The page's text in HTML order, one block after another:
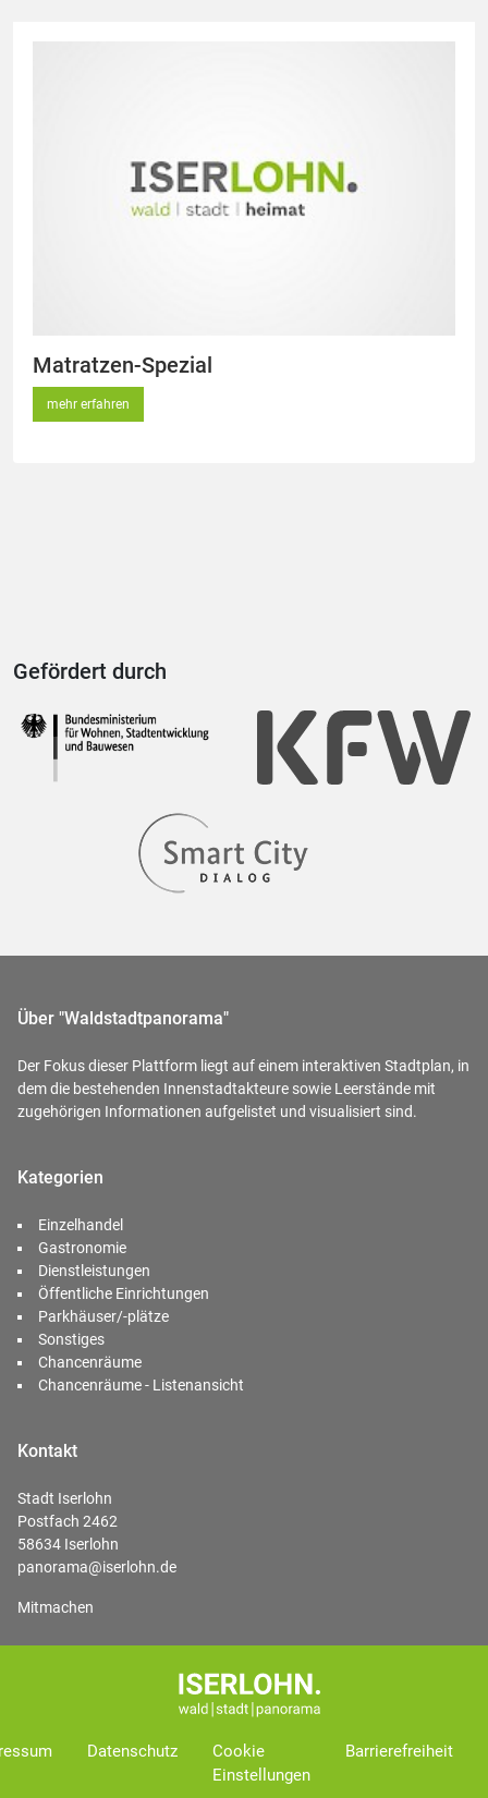
Matratzen-Spezial
mehr erfahren
Gefördert durch
Über "Waldstadtpanorama"
Der Fokus dieser Plattform liegt auf einem interaktiven Stadtplan, in
dem die bestehenden Innenstadtakteure sowie Leerstände mit
zugehörigen Informationen aufgelistet und visualisiert sind.
Kategorien
Einzelhandel
Gastronomie
Dienstleistungen
Öffentliche Einrichtungen
Parkhäuser/-plätze
Sonstiges
Chancenräume
Chancenräume - Listenansicht
Kontakt
Stadt Iserlohn
Postfach 2462
58634 Iserlohn
panorama@iserlohn.de
Mitmachen
Datenschutz
Cookie
Einstellungen
Barrierefreiheit